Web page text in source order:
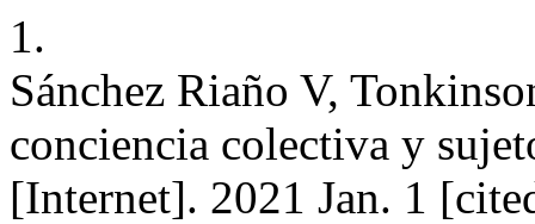
1.
Sánchez Riaño V,
conciencia colectiva y
[Internet]. 2021 Jan. 1